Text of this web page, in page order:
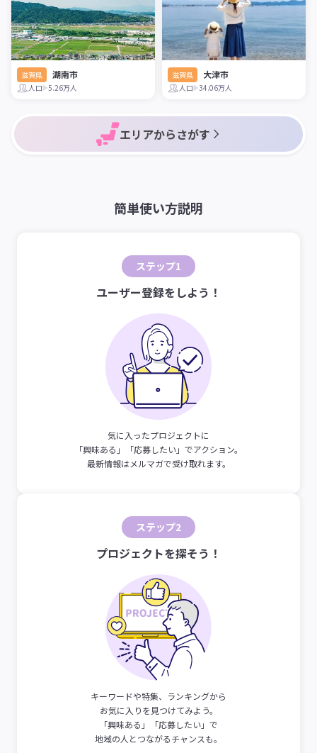
滋賀県 湖南市
人口 5.26万人
滋賀県 大津市
人口 34.06万人
エリアからさがす
簡単使い方説明
ステップ1
ユーザー登録をしよう！
気に入ったプロジェクトに
「興味ある」「応募したい」でアクション。
最新情報はメルマガで受け取れます。
ステップ2
プロジェクトを探そう！
キーワードや特集、ランキングから
お気に入りを見つけてみよう。
「興味ある」「応募したい」で
地域の人とつながるチャンスも。